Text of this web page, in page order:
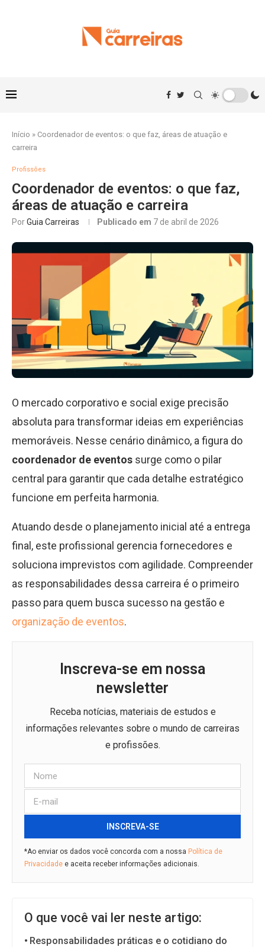
Início » Coordenador de eventos: o que faz, áreas de atuação e
carreira
Profissões
Coordenador de eventos: o que faz,
áreas de atuação e carreira
PorGuia Carreiras Publicado em 7 de abril de 2026
O mercado corporativo e social exige precisão
absoluta para transformar ideias em experiências
memoráveis. Nesse cenário dinâmico, a figura do
coordenador de eventos surge como o pilar
central para garantir que cada detalhe estratégico
funcione em perfeita harmonia.
Atuando desde o planejamento inicial até a entrega
final, este profissional gerencia fornecedores e
soluciona imprevistos com agilidade. Compreender
as responsabilidades dessa carreira é o primeiro
passo para quem busca sucesso na gestão e
organização de eventos.
Inscreva-se em nossa
newsletter
Receba notícias, materiais de estudos e
informações relevantes sobre o mundo de carreiras
e profissões.
INSCREVA-SE
*Ao enviar os dados você concorda com a nossa Política de
Privacidade e aceita receber informações adicionais.
O que você vai ler neste artigo:
Responsabilidades práticas e o cotidiano do